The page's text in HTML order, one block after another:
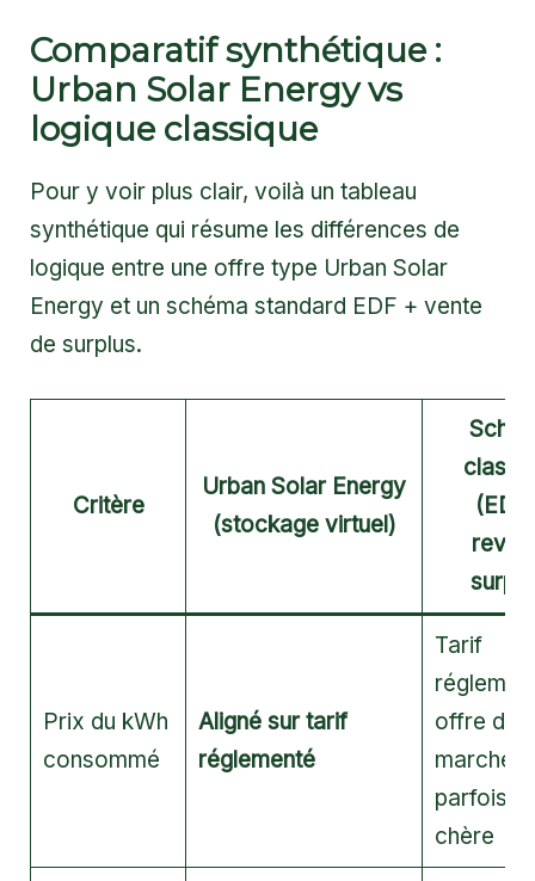
Comparatif synthétique :
Urban Solar Energy vs
logique classique
Pour y voir plus clair, voilà un tableau
synthétique qui résume les différences de
logique entre une offre type Urban Solar
Energy et un schéma standard EDF + vente
de surplus.
Critère
Urban Solar Energy
(stockage virtuel)
(EDF
Prix du kWh
consommé
Aligné sur tarif
réglementé
Tarif
offre de
marché
parfois
chère